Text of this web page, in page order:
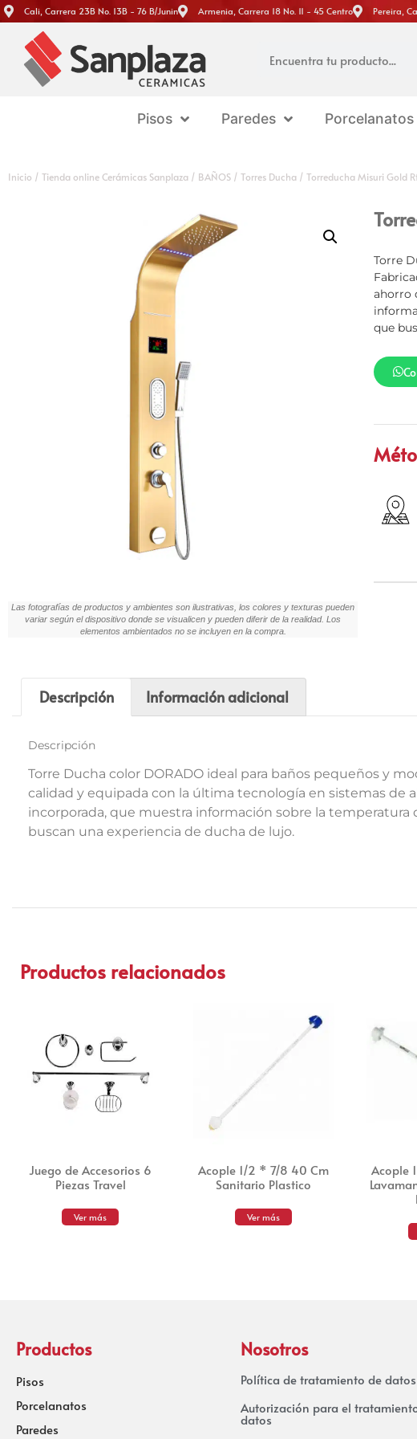
Cali, Carrera 23B No. 13B - 76 B/Junin Armenia, Carrera 18 No. 11 - 45 Centro Pereira,
Pisos Paredes Porcelanatos
Inicio / Tienda online Cerámicas Sanplaza / BAÑOS / Torres Ducha / Torreducha Misuri Gold
Las fotografías de productos y ambientes son ilustrativas, los colores y texturas pueden
variar según el dispositivo donde se visualicen y pueden diferir de la realidad. Los
elementos ambientados no se incluyen en la compra.
Torre
ahorro
que
Descripción Información adicional
Descripción
Torre Ducha color DORADO ideal para baños pequeños y
calidad y equipada con la última tecnología en sistemas de
incorporada, que muestra información sobre la temperatura
buscan una experiencia de ducha de lujo.
Productos relacionados
Juego de Accesorios 6
Piezas Travel
Ver más
Acople 1/2 * 7/8 40 Cm
Sanitario Plastico
Ver más
Acople
Productos
Pisos
Porcelanatos
Paredes
Nosotros
Política de tratamiento de datos
Autorización para el
datos